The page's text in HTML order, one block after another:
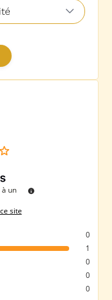
un
site
0
1
0
0
0